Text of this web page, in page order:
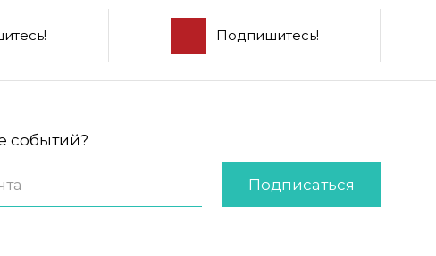
Подпишитесь!
событий?
Подписаться